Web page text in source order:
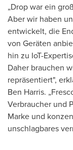
„Drop war ein
Aber wir haben
entwickelt, die
von Geräten
hin zu IoT-
Daher brauchen
repräsentiert",
Ben Harris.
Verbraucher und
Marke und
unschlagbares